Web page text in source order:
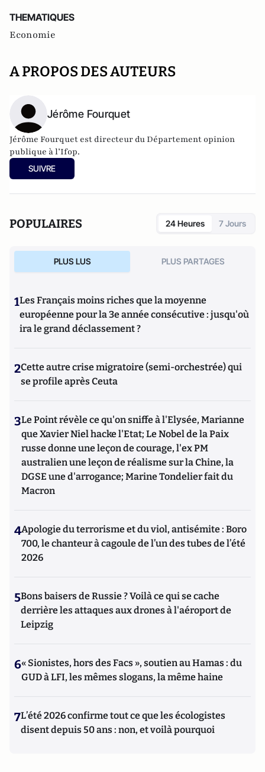
THEMATIQUES
Economie
A PROPOS DES AUTEURS
Jérôme Fourquet
Jérôme Fourquet est directeur du Département opinion
publique à l’Ifop.
SUIVRE
POPULAIRES 24 Heures 7 Jours
PLUS LUS PLUS PARTAGES
1Les Français moins riches que la moyenne
européenne pour la 3e année consécutive : jusqu'où
ira le grand déclassement ?
2Cette autre crise migratoire (semi-orchestrée) qui
se profile après Ceuta
3Le Point révèle ce qu'on sniffe à l'Elysée, Marianne
que Xavier Niel hacke l'Etat; Le Nobel de la Paix
russe donne une leçon de courage, l'ex PM
australien une leçon de réalisme sur la Chine, la
DGSE une d'arrogance; Marine Tondelier fait du
Macron
4Apologie du terrorisme et du viol, antisémite : Boro
700, le chanteur à cagoule de l’un des tubes de l’été
2026
5Bons baisers de Russie ? Voilà ce qui se cache
derrière les attaques aux drones à l'aéroport de
Leipzig
6« Sionistes, hors des Facs », soutien au Hamas : du
GUD à LFI, les mêmes slogans, la même haine
7L’été 2026 confirme tout ce que les écologistes
disent depuis 50 ans : non, et voilà pourquoi